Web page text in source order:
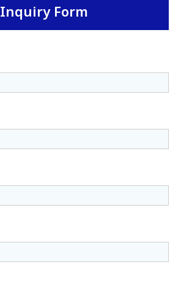
Inquiry Form